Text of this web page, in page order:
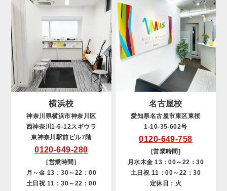
横浜校
神奈川県横浜市神奈川区
西神奈川1-6-12スギウラ
東神奈川駅前ビル7階
0120-649-280
[営業時間]
月～金 13：30～22：00
土日祝 11：30～22：00
名古屋校
愛知県名古屋市東区東桜
1-10-35-602号
0120-649-758
[営業時間]
月水木金 13：00～22：30
土日祝 11：00～22：30
定休日：火